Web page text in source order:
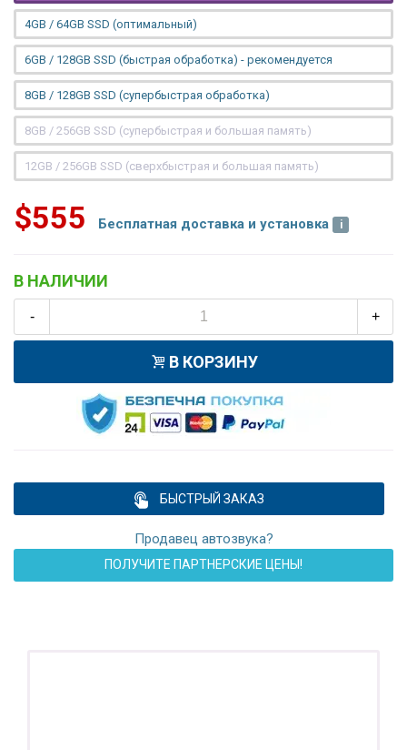
4GB / 64GB SSD (оптимальный)
6GB / 128GB SSD (быстрая обработка) - рекомендуется
8GB / 128GB SSD (супербыстрая обработка)
8GB / 256GB SSD (супербыстрая и большая память)
12GB / 256GB SSD (сверхбыстрая и большая память)
$555 Бесплатная доставка и установка
В НАЛИЧИИ
- +
В КОРЗИНУ
БЫСТРЫЙ ЗАКАЗ
Продавец автозвука?
ПОЛУЧИТЕ ПАРТНЕРСКИЕ ЦЕНЫ!